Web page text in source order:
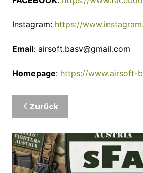
Instagram: https://
Email: airsoft.basv@gmail.com
Homepage: https://www.airsoft-
Beitragsnavigation
Zurück